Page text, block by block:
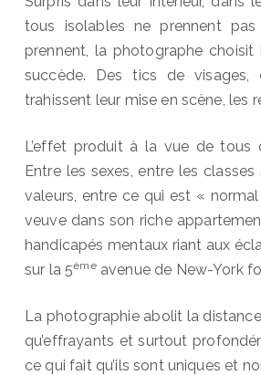
tous isolables ne prennent
prennent, la photographe
succède. Des tics de
trahissent leur mise en scène, les
L’effet produit à la vue de tous
Entre les sexes, entre les
valeurs, entre ce qui est «
veuve dans son riche
handicapés mentaux riant aux
sur la 5èmeavenue de New-York
La photographie abolit la
qu’effrayants et surtout
ce qui fait qu’ils sont uniques et